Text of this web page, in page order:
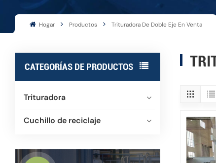
Hogar Productos Trituradora De Doble Eje En Venta
CATEGORÍAS DE PRODUCTOS
Trituradora
Cuchillo de reciclaje